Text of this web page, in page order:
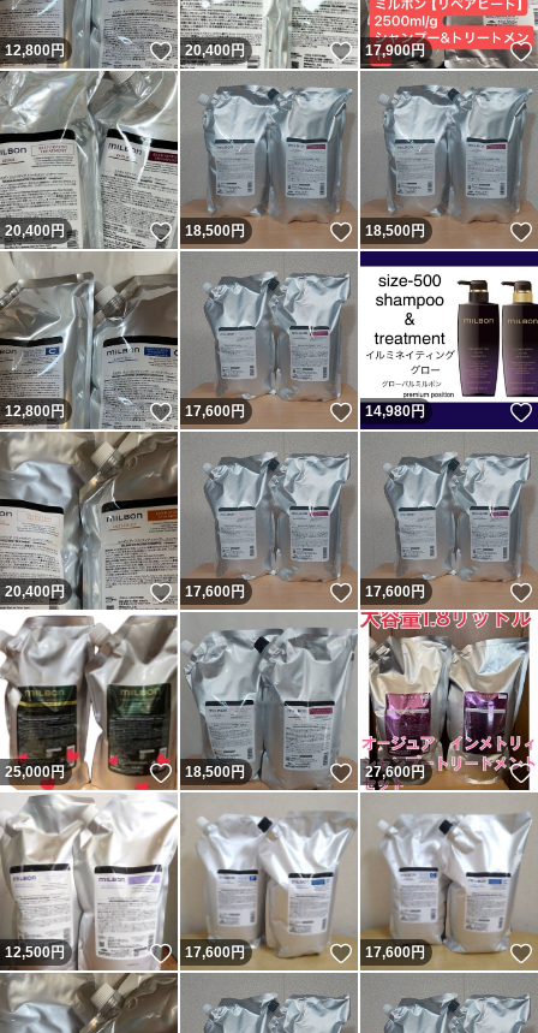
12,800円 いいね！
20,400円 いいね！
17,900円
20,400円 いいね！
18,500円 いいね！
18,500円
12,800円 いいね！
17,600円 いいね！
14,980円
20,400円 いいね！
17,600円 いいね！
17,600円
25,000円 いいね！
18,500円 いいね！
27,600円
12,500円 いいね！
17,600円 いいね！
17,600円